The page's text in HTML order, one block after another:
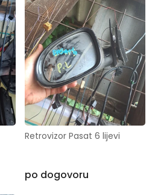
Retrovizor Pasat 6 lijevi
po dogovoru